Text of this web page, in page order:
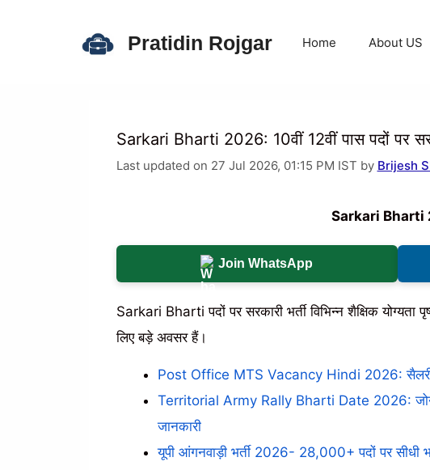
Pratidin Rojgar Home About US
Sarkari Bharti 2026: 10वीं 12वीं पास पदों पर
Last updated on 27 Jul 2026, 01:15 PM IST by Brijesh
Sarkari Bharti
Join WhatsApp
Sarkari Bharti पदों पर सरकारी भर्ती विभिन्न शैक्षिक योग्यता
लिए बड़े अवसर हैं।
Post Office MTS Vacancy Hindi 2026:
Territorial Army Rally Bharti Date 2026:
जानकारी
यूपी आंगनवाड़ी भर्ती 2026- 28,000+ पदों पर सीधी